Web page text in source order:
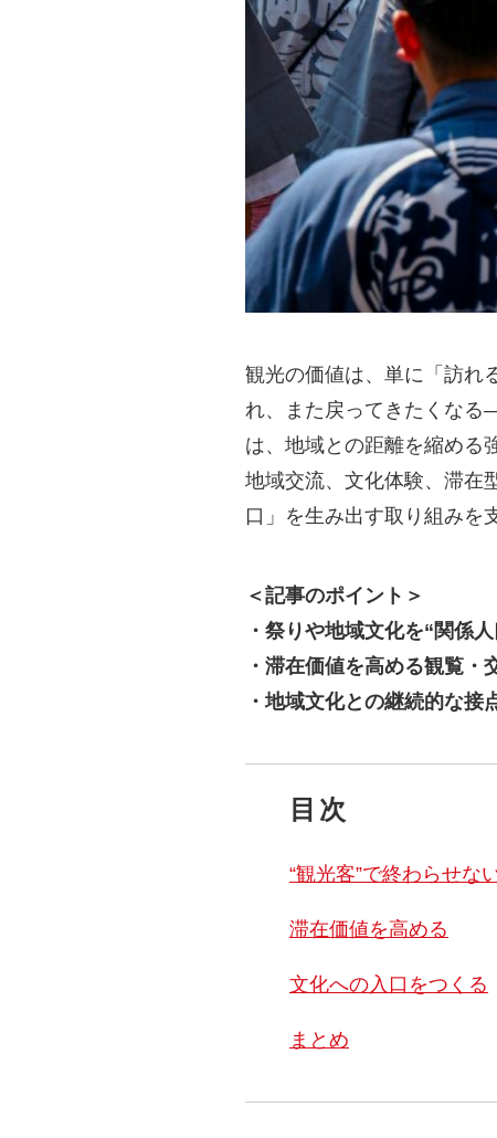
観光の価値は、単に「訪れ
れ、また戻ってきたくなる
は、地域との距離を縮める
地域交流、文化体験、滞在
口」を生み出す取り組みを
＜記事のポイント＞
・祭りや地域文化を“関係
・滞在価値を高める観覧・
・地域文化との継続的な接
目次
“観光客”で終わらせな
滞在価値を高める
文化への入口をつくる
まとめ